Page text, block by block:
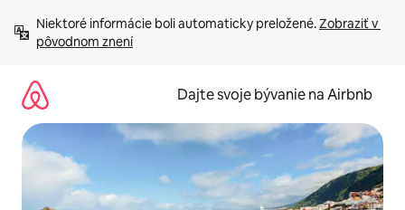
obsah.
Niektoré informácie boli automaticky preložené. Zobraziť v
pôvodnom znení
Dajte svoje bývanie na Airbnb